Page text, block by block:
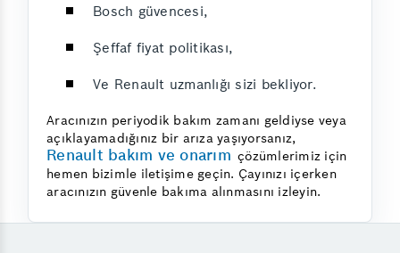
Bosch güvencesi,
Şeffaf fiyat politikası,
Ve Renault uzmanlığı sizi bekliyor.
Aracınızın periyodik bakım zamanı geldiyse veya
açıklayamadığınız bir arıza yaşıyorsanız,
Renault bakım ve onarım çözümlerimiz için
hemen bizimle iletişime geçin. Çayınızı içerken
aracınızın güvenle bakıma alınmasını izleyin.